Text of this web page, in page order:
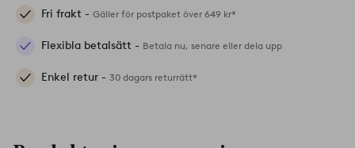
Fri frakt - Gäller för postpaket över 649 kr*
Flexibla betalsätt - Betala nu, senare eller dela upp
Enkel retur - 30 dagars returrätt*